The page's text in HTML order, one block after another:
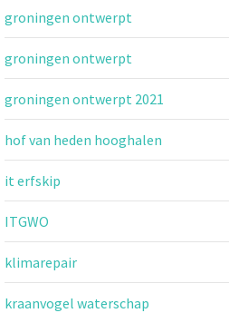
groningen ontwerpt
groningen ontwerpt
groningen ontwerpt 2021
hof van heden hooghalen
it erfskip
ITGWO
klimarepair
kraanvogel waterschap